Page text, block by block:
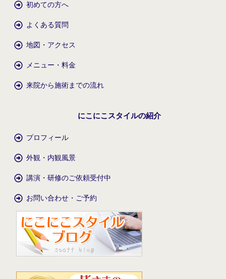
初めての方へ
よくある質問
地図・アクセス
メニュー・料金
来院から施術までの流れ
にこにこスタイルの紹介
プロフィール
外観・内観風景
講演・研修のご依頼受付中
お問い合わせ・ご予約